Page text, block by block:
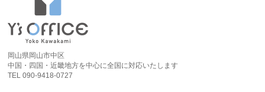
岡山県岡山市中区
中国・四国・近畿地方を中心に全国に対応いたします
TEL 090-9418-0727